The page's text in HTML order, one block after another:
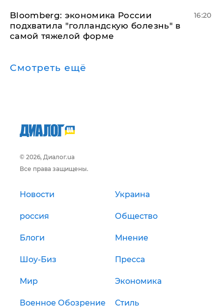
Bloomberg: экономика России
подхватила "голландскую болезнь" в
самой тяжелой форме
16:20
Смотреть ещё
© 2026, Диалог.ua
Все права защищены.
Новости Украина
россия Общество
Блоги Мнение
Шоу-Биз Пресса
Мир Экономика
Военное Обозрение Стиль